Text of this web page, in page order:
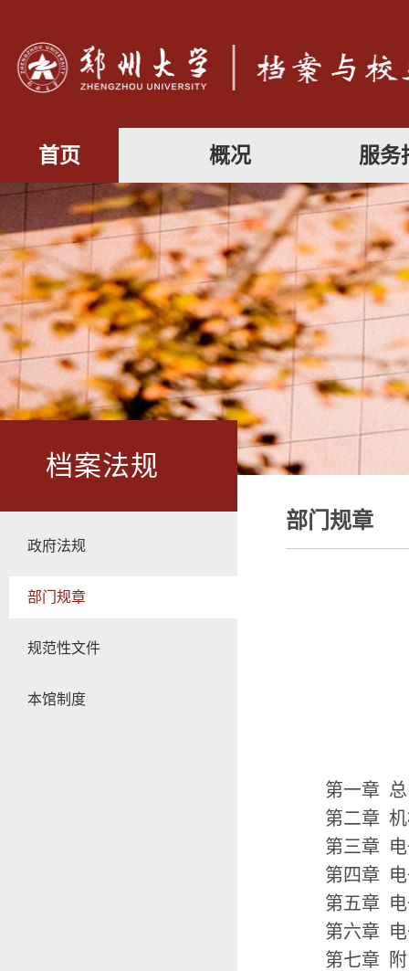
首页 概况 服务
档案法规
政府法规
部门规章
规范性文件
本馆制度
部门规章
第一章
第二章
第三章
第四章
第五章
第六章
第七章